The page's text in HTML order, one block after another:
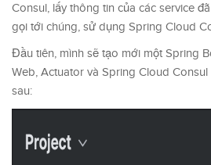
Consul, lấy thông tin của các service
gọi tới chúng, sử dụng Spring Cloud
Đầu tiên, mình sẽ tạo mới một Spring
Web, Actuator và Spring Cloud
sau: